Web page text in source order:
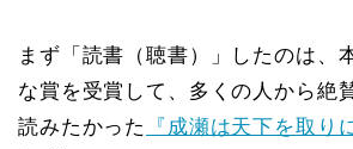
まず「読書（聴書）」したのは、
な賞を受賞して、多くの人から絶
読みたかった
『成瀬は天下を取り